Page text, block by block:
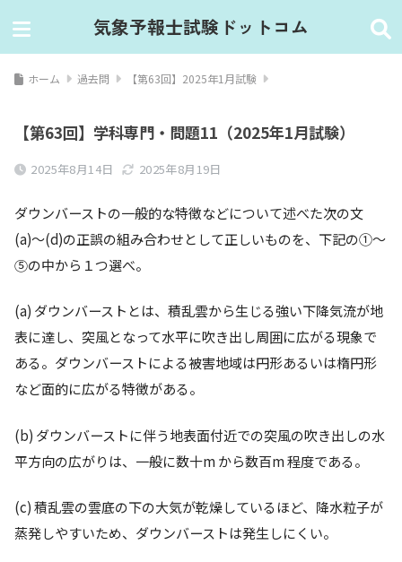
気象予報士試験ドットコム
ホーム 過去問 【第63回】2025年1月試験
【第63回】学科専門・問題11（2025年1月試験）
2025年8月14日 2025年8月19日
ダウンバーストの⼀般的な特徴などについて述べた次の⽂
(a)〜(d)の正誤の組み合わせとして正しいものを、下記の①〜
⑤の中から１つ選べ。
(a) ダウンバーストとは、積乱雲から⽣じる強い下降気流が地
表に達し、突⾵となって⽔平に吹き出し周囲に広がる現象で
ある。ダウンバーストによる被害地域は円形あるいは楕円形
など⾯的に広がる特徴がある。
(b) ダウンバーストに伴う地表⾯付近での突⾵の吹き出しの⽔
平⽅向の広がりは、⼀般に数⼗m から数百m 程度である。
(c) 積乱雲の雲底の下の⼤気が乾燥しているほど、降⽔粒⼦が
蒸発しやすいため、ダウンバーストは発⽣しにくい。